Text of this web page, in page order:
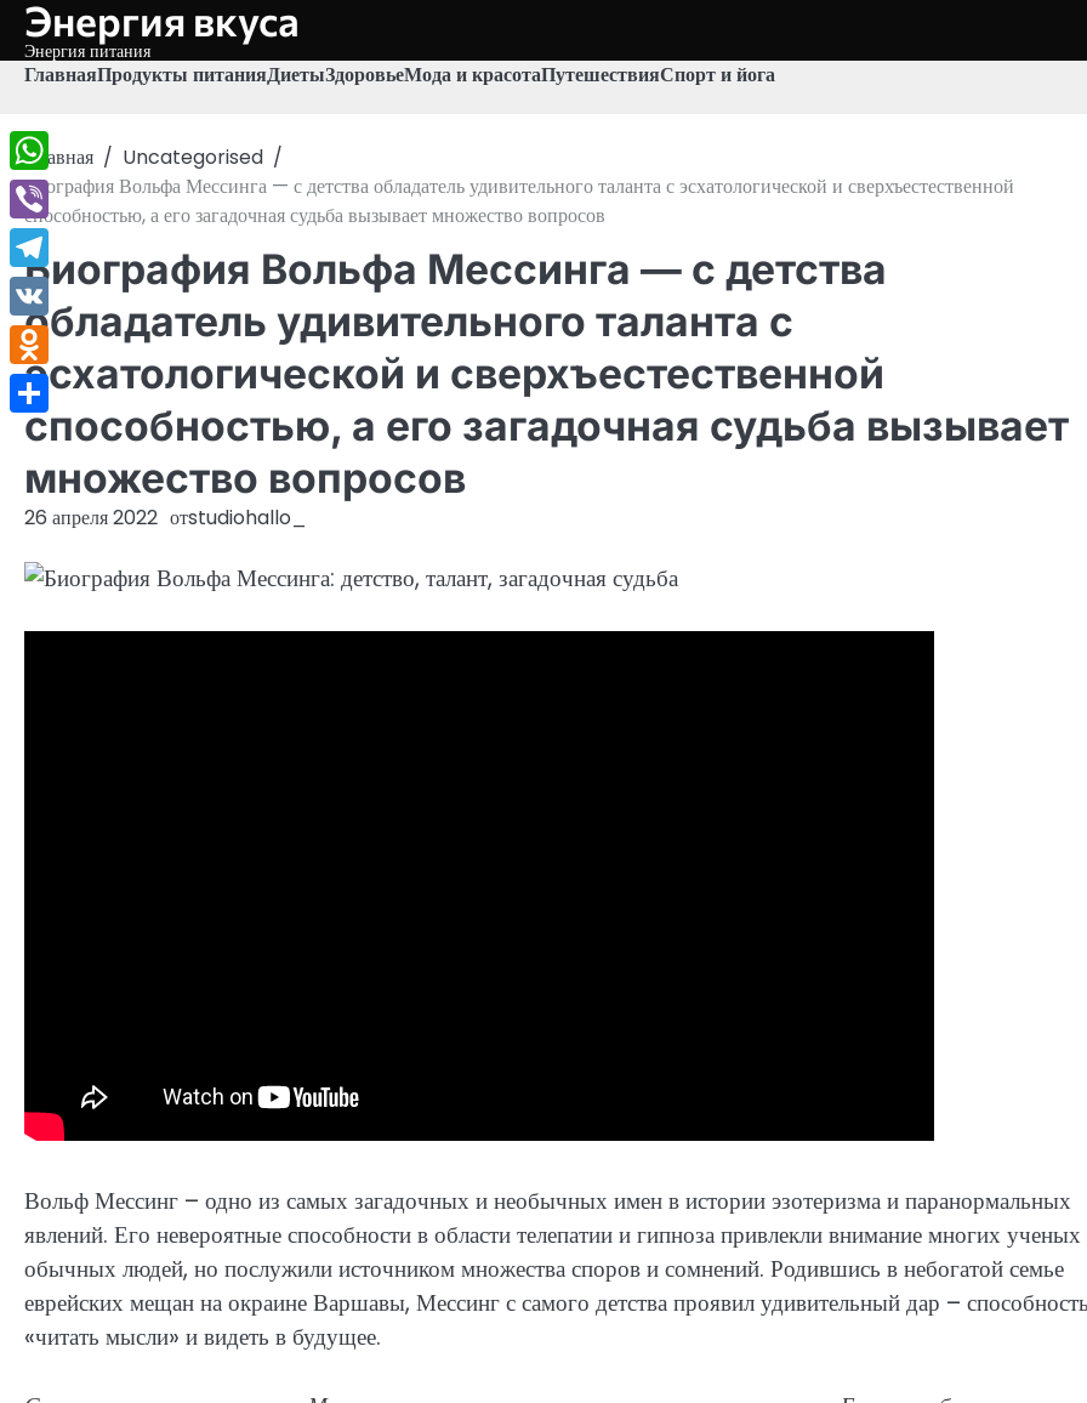
Перейти
содержимому
Энергия вкуса
Энергия питания
ГлавнаяПродукты питанияДиетыЗдоровьеМода и красотаПутешествияСпорт и йога
Главная
Uncategorised
Биография Вольфа Мессинга — с детства обладатель удивительного таланта с эсхатологической и сверхъестественной
способностью, а его загадочная судьба вызывает множество вопросов
Биография Вольфа Мессинга — с детства
обладатель удивительного таланта с
эсхатологической и сверхъестественной
способностью, а его загадочная судьба вызывает
множество вопросов
26 апреля 2022 отstudiohallo_
Вольф Мессинг – одно из самых загадочных и необычных имен в истории эзотеризма и паранормальных
явлений. Его невероятные способности в области телепатии и гипноза привлекли внимание многих
обычных людей, но послужили источником множества споров и сомнений. Родившись в небогатой семье
еврейских мещан на окраине Варшавы, Мессинг с самого детства проявил удивительный дар – способность
«читать мысли» и видеть в будущее.
WhatsApp
Viber
Telegram
VK
Odnoklassniki
Отправить